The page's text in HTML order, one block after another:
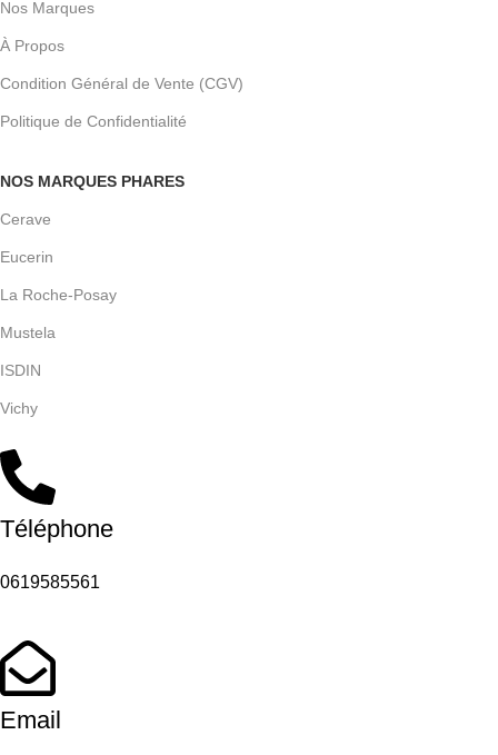
Nos Marques
À Propos
Condition Général de Vente (CGV)
Politique de Confidentialité
NOS MARQUES PHARES
Cerave
Eucerin
La Roche-Posay
Mustela
ISDIN
Vichy
Téléphone
0619585561
Email